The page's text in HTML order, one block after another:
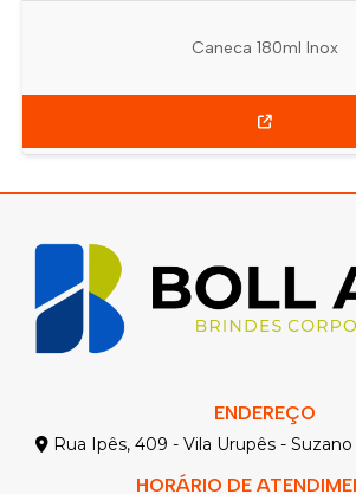
Caneca 180ml Inox
ENDEREÇO
Rua Ipês, 409 - Vila Urupês -
HORÁRIO DE